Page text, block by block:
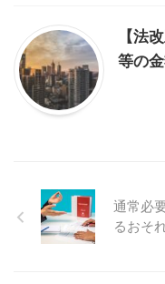
【法
等の
通常必
るおそ